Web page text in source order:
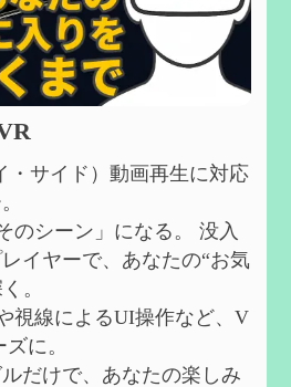
・サイド）動画再生に対応
のシーン」になる。 没入
イヤーで、あなたの“お気
。
視線によるUI操作など、V
に。
だけで、あなたの楽しみ